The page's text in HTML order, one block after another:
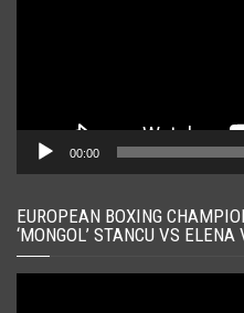
00:00
EUROPEAN BOXING
‘MONGOL’ STANCU VS